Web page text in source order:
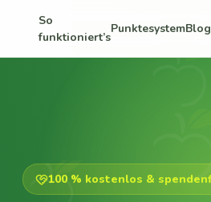
So
funktioniert’s
PunktesystemBlog
100 % kostenlos &